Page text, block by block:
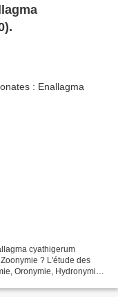
cyathigerum
? L'étude des
Oronymie, Hydronymie,